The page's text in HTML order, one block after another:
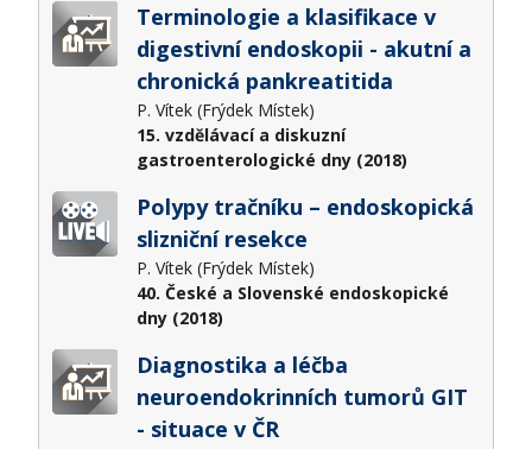
Terminologie a klasifikace v
digestivní endoskopii - akutní a
chronická pankreatitida
P. Vítek (Frýdek Místek)
15. vzdělávací a diskuzní
gastroenterologické dny (2018)
Polypy tračníku – endoskopická
slizniční resekce
P. Vítek (Frýdek Místek)
40. České a Slovenské endoskopické
dny (2018)
Diagnostika a léčba
neuroendokrinních tumorů GIT
- situace v ČR